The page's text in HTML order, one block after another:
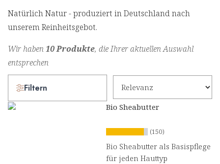
Natürlich Natur - produziert in Deutschland nach
unserem Reinheitsgebot.
Wir haben10 Produkte, die Ihrer aktuellen Auswahl
entsprechen
Filtern
Bio Sheabutter
(150)
Bio Sheabutter als Basispflege
für jeden Hauttyp